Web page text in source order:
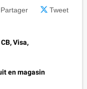
Partager Tweet
Visa,
en magasin